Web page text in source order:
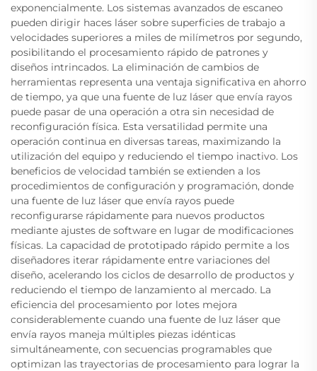
exponencialmente. Los sistemas avanzados de escaneo
pueden dirigir haces láser sobre superficies de trabajo a
velocidades superiores a miles de milímetros por segundo,
posibilitando el procesamiento rápido de patrones y
diseños intrincados. La eliminación de cambios de
herramientas representa una ventaja significativa en ahorro
de tiempo, ya que una fuente de luz láser que envía rayos
puede pasar de una operación a otra sin necesidad de
reconfiguración física. Esta versatilidad permite una
operación continua en diversas tareas, maximizando la
utilización del equipo y reduciendo el tiempo inactivo. Los
beneficios de velocidad también se extienden a los
procedimientos de configuración y programación, donde
una fuente de luz láser que envía rayos puede
reconfigurarse rápidamente para nuevos productos
mediante ajustes de software en lugar de modificaciones
físicas. La capacidad de prototipado rápido permite a los
diseñadores iterar rápidamente entre variaciones del
diseño, acelerando los ciclos de desarrollo de productos y
reduciendo el tiempo de lanzamiento al mercado. La
eficiencia del procesamiento por lotes mejora
considerablemente cuando una fuente de luz láser que
envía rayos maneja múltiples piezas idénticas
simultáneamente, con secuencias programables que
optimizan las trayectorias de procesamiento para lograr la